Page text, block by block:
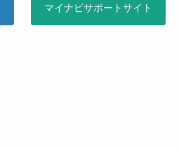
マイナビサポートサイト